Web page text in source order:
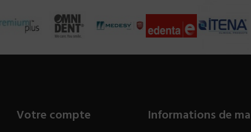
Votre compte Informations de